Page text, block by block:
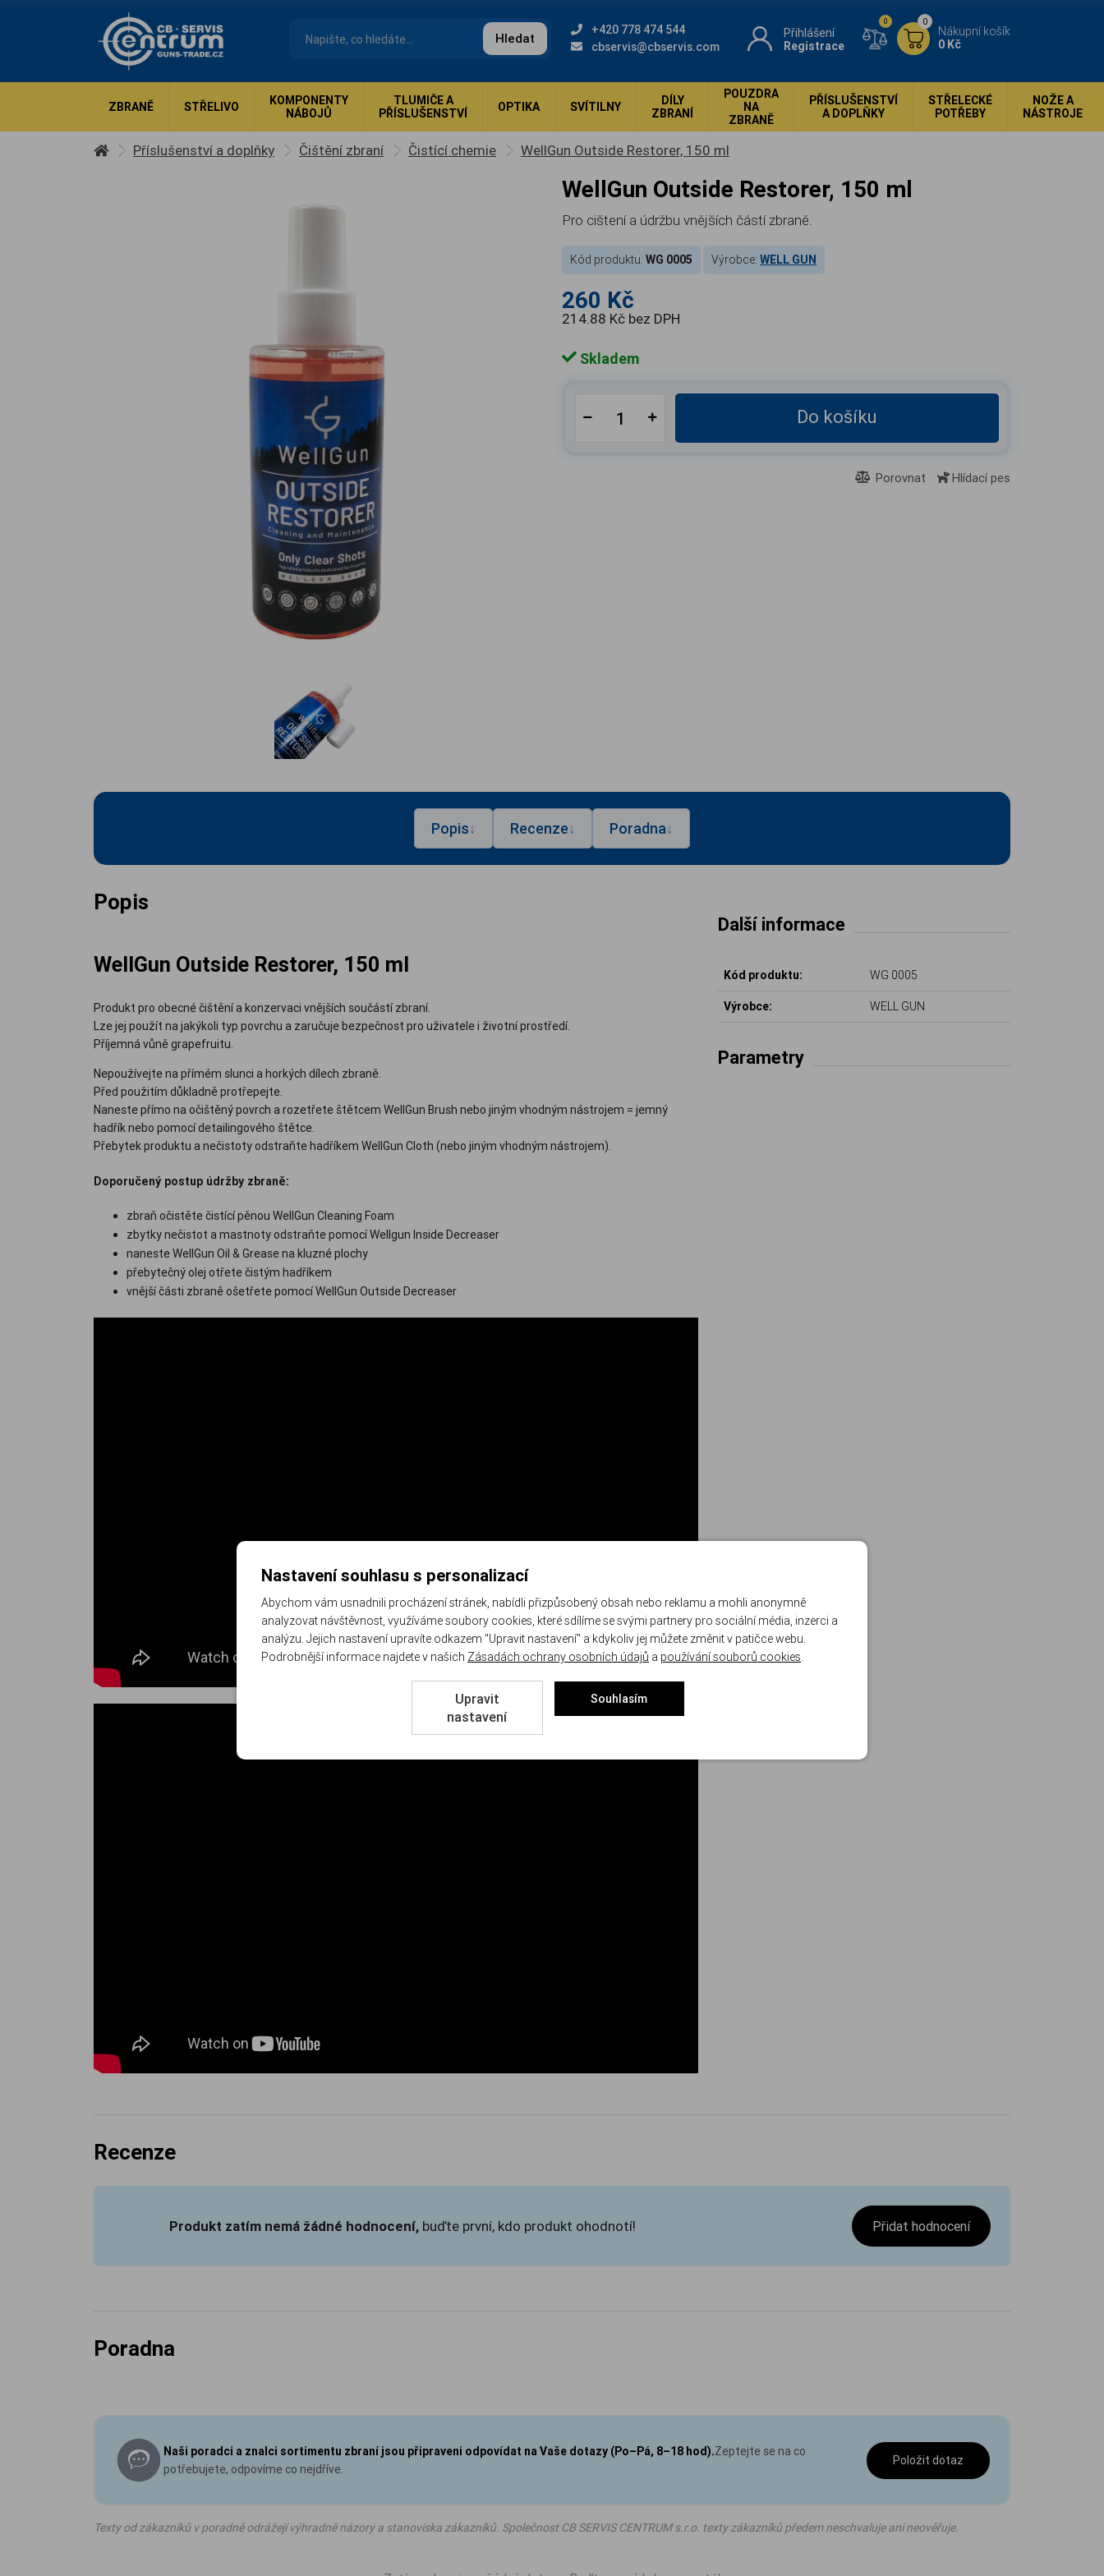
Hledat
+420 778 474 544
cbservis@cbservis.com
Přihlášení
Registrace
0
Nákupní košík
0 Kč
0
ZBRANĚ STŘELIVO
KOMPONENTY
NÁBOJŮ
TLUMIČE A
PŘÍSLUŠENSTVÍ
OPTIKA SVÍTILNY
DÍLY
ZBRANÍ
POUZDRA
NA
ZBRANĚ
PŘÍSLUŠENSTVÍ
A DOPLŇKY
STŘELECKÉ
POTŘEBY
NOŽE A
NÁSTROJE
Příslušenství a doplňky Čištění zbraní Čistící chemie WellGun Outside Restorer, 150 ml
WellGun Outside Restorer, 150 ml
Pro cištení a údržbu vnějších částí zbraně.
Kód produktu: WG 0005 Výrobce: WELL GUN
260 Kč
214.88 Kč bez DPH
Skladem
Do košíku
Porovnat Hlídací pes
Popis↓ Recenze↓ Poradna↓
Popis
WellGun Outside Restorer, 150 ml
Produkt pro obecné čištění a konzervaci vnějších součástí zbraní.
Lze jej použít na jakýkoli typ povrchu a zaručuje bezpečnost pro uživatele i životní prostředí.
Příjemná vůně grapefruitu.
Nepoužívejte na přímém slunci a horkých dílech zbraně.
Před použitím důkladně protřepejte.
Naneste přímo na očištěný povrch a rozetřete štětcem WellGun Brush nebo jiným vhodným nástrojem = jemný
hadřík nebo pomocí detailingového štětce.
Přebytek produktu a nečistoty odstraňte hadříkem WellGun Cloth (nebo jiným vhodným nástrojem).
Doporučený postup údržby zbraně:
zbraň očistěte čistící pěnou WellGun Cleaning Foam
zbytky nečistot a mastnoty odstraňte pomocí Wellgun Inside Decreaser
naneste WellGun Oil & Grease na kluzné plochy
přebytečný olej otřete čistým hadříkem
vnější části zbraně ošetřete pomocí WellGun Outside Decreaser
Další informace
Kód produktu: WG 0005
Výrobce: WELL GUN
Parametry
Recenze
Produkt zatím nemá žádné hodnocení, buďte první, kdo produkt ohodnotí! Přidat hodnocení
Poradna
Naši poradci a znalci sortimentu zbraní jsou připraveni odpovídat na Vaše dotazy (Po–Pá, 8–18 hod).Zeptejte se na co
potřebujete, odpovíme co nejdříve.
Položit dotaz
Texty od zákazníků v poradně odrážejí výhradně názory a stanoviska zákazníků. Společnost CB SERVIS CENTRUM s.r.o. texty zákazníků předem neschvaluje ani neověřuje.
Nastavení souhlasu s personalizací
Abychom vám usnadnili procházení stránek, nabídli přizpůsobený obsah nebo reklamu a mohli anonymně
analyzovat návštěvnost, využíváme soubory cookies, které sdílíme se svými partnery pro sociální média, inzerci a
analýzu. Jejich nastavení upravíte odkazem "Upravit nastavení" a kdykoliv jej můžete změnit v patičce webu.
Podrobnější informace najdete v našich Zásadách ochrany osobních údajů a používání souborů cookies
Upravit
nastavení
Souhlasím